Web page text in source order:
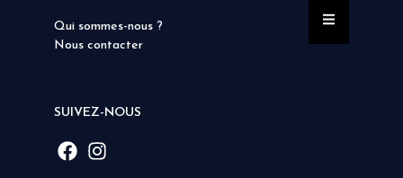
Qui sommes-nous ?
Nous contacter
SUIVEZ-NOUS